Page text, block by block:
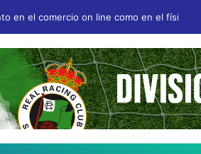
en el comercio on line como en el físico